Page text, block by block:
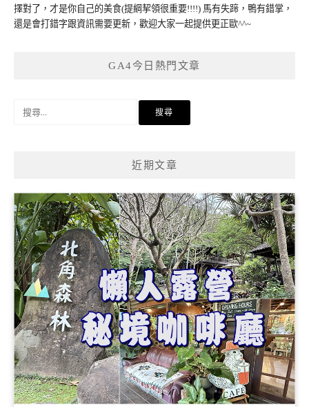
擇對了，才是你自己的美食(提綱挈領很重要!!!!) 馬有失蹄，鴨有錯掌，
還是會打錯字跟資訊需要更新，歡迎大家一起提供更正歐^^~
GA4今日熱門文章
近期文章